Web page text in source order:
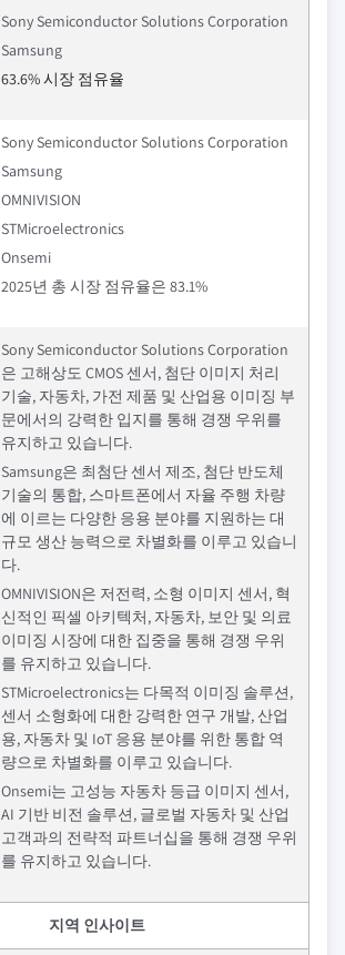
Sony Semiconductor Solutions Corporation
Samsung
63.6% 시장 점유율
Sony Semiconductor Solutions Corporation
Samsung
OMNIVISION
STMicroelectronics
Onsemi
2025년 총 시장 점유율은 83.1%
Sony Semiconductor Solutions Corporation
은 고해상도 CMOS 센서, 첨단 이미지 처리
기술, 자동차, 가전 제품 및 산업용 이미징 부
문에서의 강력한 입지를 통해 경쟁 우위를
유지하고 있습니다.
Samsung은 최첨단 센서 제조, 첨단 반도체
기술의 통합, 스마트폰에서 자율 주행 차량
에 이르는 다양한 응용 분야를 지원하는 대
규모 생산 능력으로 차별화를 이루고 있습니
다.
OMNIVISION은 저전력, 소형 이미지 센서, 혁
신적인 픽셀 아키텍처, 자동차, 보안 및 의료
이미징 시장에 대한 집중을 통해 경쟁 우위
를 유지하고 있습니다.
STMicroelectronics는 다목적 이미징 솔루션,
센서 소형화에 대한 강력한 연구 개발, 산업
용, 자동차 및 IoT 응용 분야를 위한 통합 역
량으로 차별화를 이루고 있습니다.
Onsemi는 고성능 자동차 등급 이미지 센서,
AI 기반 비전 솔루션, 글로벌 자동차 및 산업
고객과의 전략적 파트너십을 통해 경쟁 우위
를 유지하고 있습니다.
지역 인사이트